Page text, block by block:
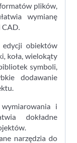
plików,
wymianę
obiektów
koła, wielokąty
symboli,
dodawanie
i
dokładne
narzędzia do